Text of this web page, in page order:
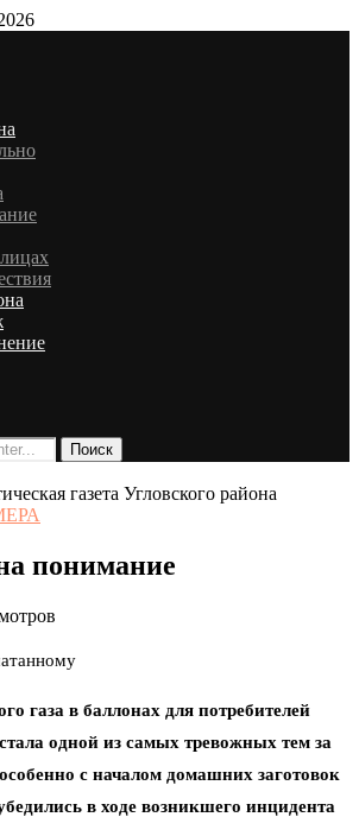
газета Угловского района
понимание
газа в баллонах для потребителей
одной из самых тревожных тем за
с началом домашних заготовок
в ходе возникшего инцидента